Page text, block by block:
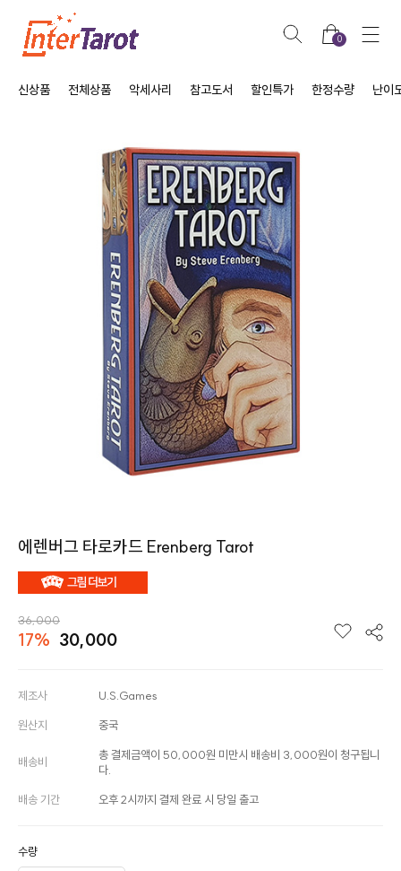
0
신상품 전체상품 악세사리 참고도서 할인특가 한정수량 난이
에렌버그 타로카드 Erenberg Tarot
36,000
17% 30,000
제조사 U.S.Games
원산지 중국
배송비
총 결제금액이 50,000원 미만시 배송비 3,000원이 청구됩니
다.
배송 기간 오후 2시까지 결제 완료 시 당일 출고
수량